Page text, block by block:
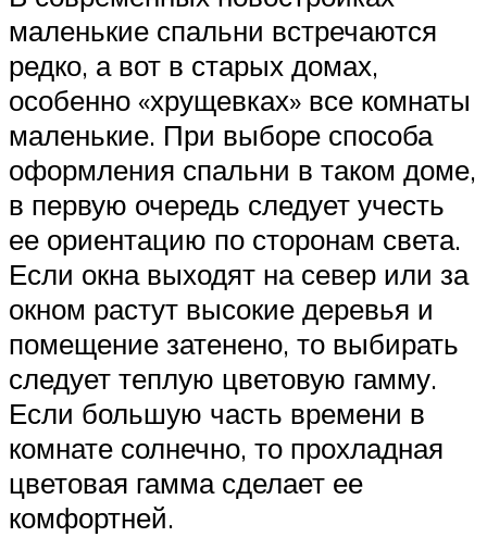
маленькие спальни встречаются
редко, а вот в старых домах,
особенно «хрущевках» все комнаты
маленькие. При выборе способа
оформления спальни в таком доме,
в первую очередь следует учесть
ее ориентацию по сторонам света.
Если окна выходят на север или за
окном растут высокие деревья и
помещение затенено, то выбирать
следует теплую цветовую гамму.
Если большую часть времени в
комнате солнечно, то прохладная
цветовая гамма сделает ее
комфортней.